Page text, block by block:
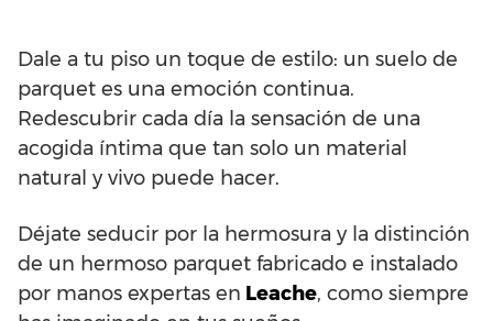
Dale a tu piso un toque de estilo: un suelo de
parquet es una emoción continua.
Redescubrir cada día la sensación de una
acogida íntima que tan solo un material
natural y vivo puede hacer.
Déjate seducir por la hermosura y la distinción
de un hermoso parquet fabricado e instalado
por manos expertas en Leache, como siempre